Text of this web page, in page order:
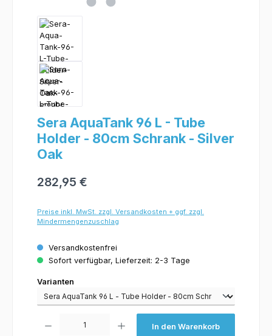
Sera AquaTank 96 L - Tube
Holder - 80cm Schrank - Silver
Oak
282,95 €
Preise inkl. MwSt. zzgl. Versandkosten + ggf. zzgl.
Mindermengenzuschlag
Versandkostenfrei
Sofort verfügbar, Lieferzeit: 2-3 Tage
Varianten
Varianten
In den Warenkorb